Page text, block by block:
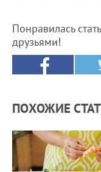
Понравилась
друзьями!
ПОХОЖИЕ